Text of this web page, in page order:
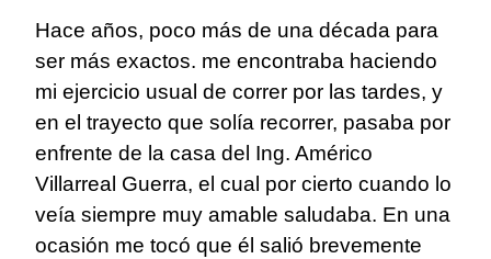
Hace años, poco más de una década para
ser más exactos. me encontraba haciendo
mi ejercicio usual de correr por las tardes, y
en el trayecto que solía recorrer, pasaba por
enfrente de la casa del Ing. Américo
Villarreal Guerra, el cual por cierto cuando lo
veía siempre muy amable saludaba. En una
ocasión me tocó que él salió brevemente